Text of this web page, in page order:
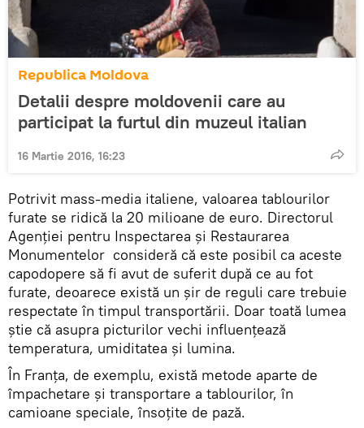
Republica Moldova
Detalii despre moldovenii care au
participat la furtul din muzeul italian
16 Martie 2016, 16:23
Potrivit mass-media italiene, valoarea tablourilor
furate se ridică la 20 milioane de euro. Directorul
Agenției pentru Inspectarea şi Restaurarea
Monumentelor consideră că este posibil ca aceste
capodopere să fi avut de suferit după ce au fot
furate, deoarece există un șir de reguli care trebuie
respectate în timpul transportării. Doar toată lumea
știe că asupra picturilor vechi influențează
temperatura, umiditatea și lumina.
În Franța, de exemplu, există metode aparte de
împachetare și transportare a tablourilor, în
camioane speciale, însoțite de pază.